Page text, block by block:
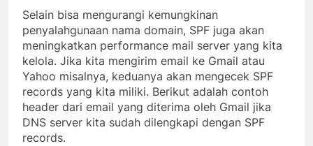
Selain bisa mengurangi kemungkinan
penyalahgunaan nama domain, SPF juga akan
meningkatkan performance mail server yang kita
kelola. Jika kita mengirim email ke Gmail atau
Yahoo misalnya, keduanya akan mengecek SPF
records yang kita miliki. Berikut adalah contoh
header dari email yang diterima oleh Gmail jika
DNS server kita sudah dilengkapi dengan SPF
records.